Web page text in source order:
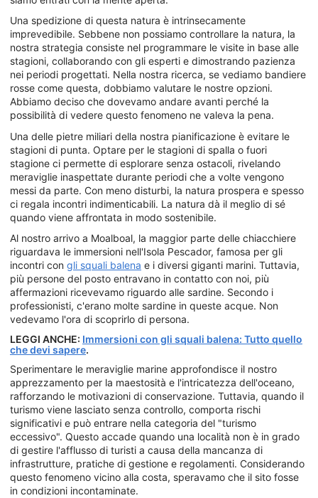
Una spedizione di questa natura è intrinsecamente
imprevedibile. Sebbene non possiamo controllare la natura, la
nostra strategia consiste nel programmare le visite in base alle
stagioni, collaborando con gli esperti e dimostrando pazienza
nei periodi progettati. Nella nostra ricerca, se vediamo bandiere
rosse come questa, dobbiamo valutare le nostre opzioni.
Abbiamo deciso che dovevamo andare avanti perché la
possibilità di vedere questo fenomeno ne valeva la pena.
Una delle pietre miliari della nostra pianificazione è evitare le
stagioni di punta. Optare per le stagioni di spalla o fuori
stagione ci permette di esplorare senza ostacoli, rivelando
meraviglie inaspettate durante periodi che a volte vengono
messi da parte. Con meno disturbi, la natura prospera e spesso
ci regala incontri indimenticabili. La natura dà il meglio di sé
quando viene affrontata in modo sostenibile.
Al nostro arrivo a Moalboal, la maggior parte delle chiacchiere
riguardava le immersioni nell'Isola Pescador, famosa per gli
incontri con gli squali balena e i diversi giganti marini. Tuttavia,
più persone del posto entravano in contatto con noi, più
affermazioni ricevevamo riguardo alle sardine. Secondo i
professionisti, c'erano molte sardine in queste acque. Non
vedevamo l'ora di scoprirlo di persona.
LEGGI ANCHE: Immersioni con gli squali balena: Tutto quello
che devi sapere.
Sperimentare le meraviglie marine approfondisce il nostro
apprezzamento per la maestosità e l'intricatezza dell'oceano,
rafforzando le motivazioni di conservazione. Tuttavia, quando il
turismo viene lasciato senza controllo, comporta rischi
significativi e può entrare nella categoria del "turismo
eccessivo". Questo accade quando una località non è in grado
di gestire l'afflusso di turisti a causa della mancanza di
infrastrutture, pratiche di gestione e regolamenti. Considerando
questo fenomeno vicino alla costa, speravamo che il sito fosse
in condizioni incontaminate.